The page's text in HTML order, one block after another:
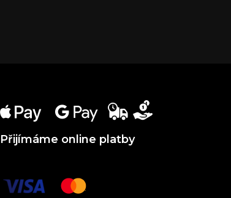
Přijímáme online platby